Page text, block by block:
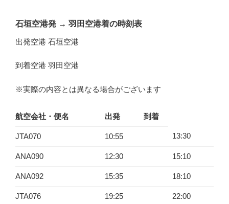
石垣空港発 → 羽田空港着の時刻表
出発空港 石垣空港
到着空港 羽田空港
※実際の内容とは異なる場合がございます
航空会社・便名 出発 到着
JTA070 10:55 13:30
ANA090 12:30 15:10
ANA092 15:35 18:10
JTA076 19:25 22:00